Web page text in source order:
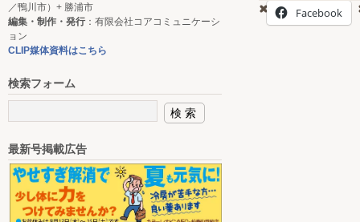
Facebook
／鴨川市）+ 勝浦市
編集・制作・発行：有限会社コアコミュニケーシ
ョン
CLIP媒体資料はこちら
検索フォーム
最新号掲載広告